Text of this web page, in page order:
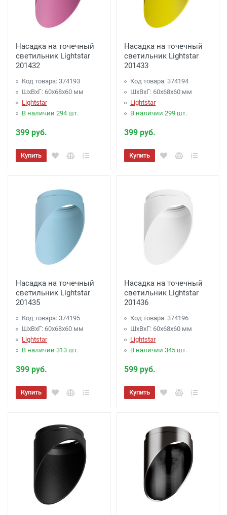
Насадка на точечный
светильник Lightstar
201432
Код товара: 374193
ШхВхГ: 60x68x60 мм
Lightstar
В наличии 294 шт.
399 руб.
Купить
Насадка на точечный
светильник Lightstar
201433
Код товара: 374194
ШхВхГ: 60x68x60 мм
Lightstar
В наличии 299 шт.
399 руб.
Купить
Насадка на точечный
светильник Lightstar
201435
Код товара: 374195
ШхВхГ: 60x68x60 мм
Lightstar
В наличии 313 шт.
399 руб.
Купить
Насадка на точечный
светильник Lightstar
201436
Код товара: 374196
ШхВхГ: 60x68x60 мм
Lightstar
В наличии 345 шт.
599 руб.
Купить